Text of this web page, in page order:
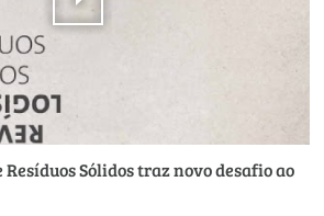
Sólidos traz novo desafio ao